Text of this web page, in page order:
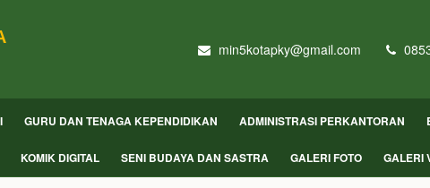
min5kotapky@gmail.com
GURU DAN TENAGA KEPENDIDIKAN ADMINISTRASI PERKANTORAN
KOMIK DIGITAL SENI BUDAYA DAN SASTRA GALERI FOTO GALERI